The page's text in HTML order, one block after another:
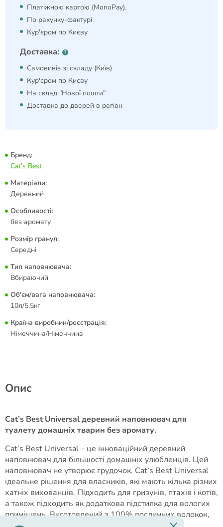
Платіжною картою (MonoPay).
По рахунку-фактурі
Кур'єром по Києву
Доставка:
Самовивіз зі складу (Київ)
Кур'єром по Києву
На склад "Нової пошти"
Доставка до дверей в регіон
Бренд:
Cat's Best
Матеріали:
Деревний
Особливості:
без аромату
Розмір гранул:
Середні
Тип наповнювача:
Вбираючий
Об'єм/вага наповнювача:
10л/5,5кг
Країна виробник/реєстрація:
Німеччина/Німеччина
Опис
Cat’s Best Universal деревний наповнювач для
туалету домашніх тварин без аромату.
Cat’s Best Universal – це інноваційний деревний
наповнювач для більшості домашніх улюбленців. Цей
наповнювач не утворює грудочок. Cat’s Best Universal
ідеальне рішення для власників, які мають кілька різних
хатніх вихованців. Підходить для гризунів, птахів і котів,
а також підходить як додаткова підстилка для вологих
приміщень. Виготовлений з 100% рослинних волокон,